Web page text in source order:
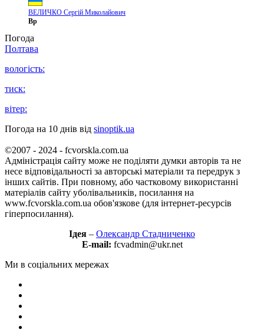
ВЕЛИЧКО Сергій Миколайович
Вр
Погода
Полтава
вологість:
тиск:
вітер:
Погода на 10 днів від sinoptik.ua
©2007 - 2024 - fcvorskla.com.ua
Адміністрація сайту може не поділяти думки авторів та не
несе відповідальності за авторські матеріали та передрук з
інших сайтів. При повному, або частковому використанні
матеріалів сайту уболівальників, посилання на
www.fcvorskla.com.ua обов'язкове (для інтернет-ресурсів
гіперпосилання).
Ідея – Олександр Стадниченко
E-mail: fcvadmin@ukr.net
Ми в соціальних мережах